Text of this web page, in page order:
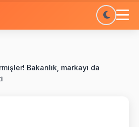
Bakanlık, markayı da